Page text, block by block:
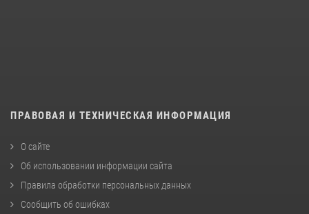
ПРАВОВАЯ И ТЕХНИЧЕСКАЯ ИНФОРМАЦИЯ
О сайте
Об использовании информации сайта
Правила обработки персональных данных
Сообщить об ошибках